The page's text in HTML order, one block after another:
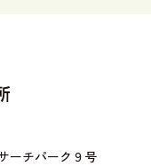
ーチパーク９号